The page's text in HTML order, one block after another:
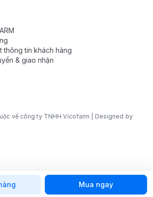
Mua ngay
thông tin khách hàng
& giao nhận
về công ty TNHH Vicofarm | Designed by